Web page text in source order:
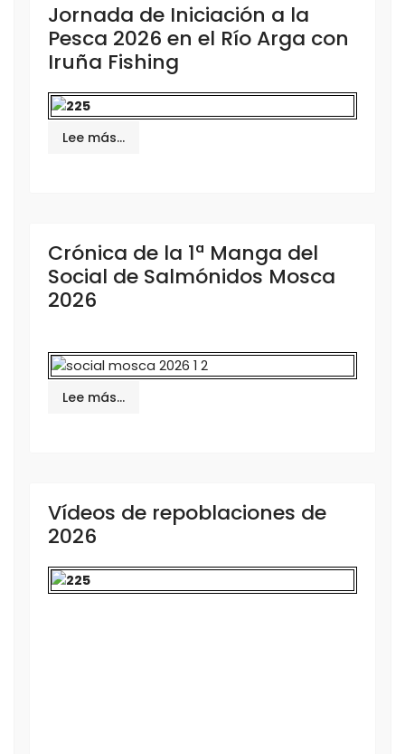
Jornada de Iniciación a la
Pesca 2026 en el Río Arga con
Iruña Fishing
Lee más…
Crónica de la 1ª Manga del
Social de Salmónidos Mosca
2026
Lee más…
Vídeos de repoblaciones de
2026